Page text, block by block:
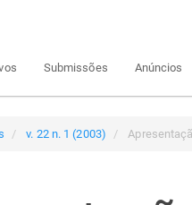
Submissões Anúncios
v. 22 n. 1 (2003)